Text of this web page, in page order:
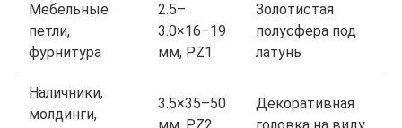
Мебельные
петли,
фурнитура
2.5–
3.0×16–19
мм, PZ1
Золотистая
полусфера под
латунь
Наличники,
молдинги,
3.5×35–50
Декоративная